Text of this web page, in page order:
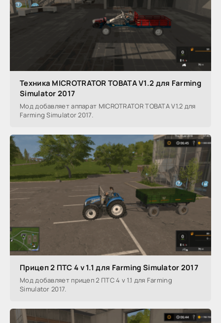
Техника MICROTRATOR TOBATA V1.2 для Farming
Simulator 2017
Мод добавляет аппарат MICROTRATOR TOBATA V1.2 для
Farming Simulator 2017.
Прицеп 2 ПТС 4 v 1.1 для Farming Simulator 2017
Мод добавляет прицеп 2 ПТС 4 v 1.1 для Farming
Simulator 2017.